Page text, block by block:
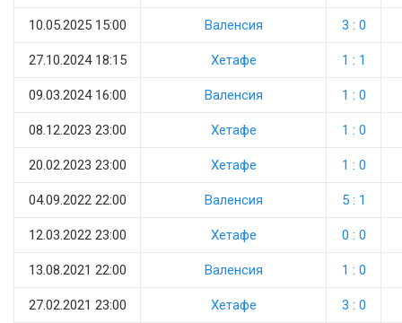
10.05.2025 15:00 Валенсия 3 : 0
27.10.2024 18:15 Хетафе 1 : 1
09.03.2024 16:00 Валенсия 1 : 0
08.12.2023 23:00 Хетафе 1 : 0
20.02.2023 23:00 Хетафе 1 : 0
04.09.2022 22:00 Валенсия 5 : 1
12.03.2022 23:00 Хетафе 0 : 0
13.08.2021 22:00 Валенсия 1 : 0
27.02.2021 23:00 Хетафе 3 : 0